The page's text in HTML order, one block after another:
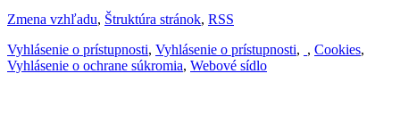
Zmena vzhľadu, Štruktúra stránok, RSS
Vyhlásenie o prístupnosti, Vyhlásenie o prístupnosti, , Cookies,
Vyhlásenie o ochrane súkromia, Webové sídlo